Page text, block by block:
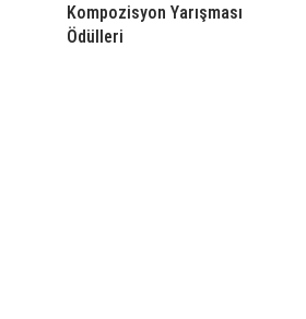
Kompozisyon Yarışması
Ödülleri